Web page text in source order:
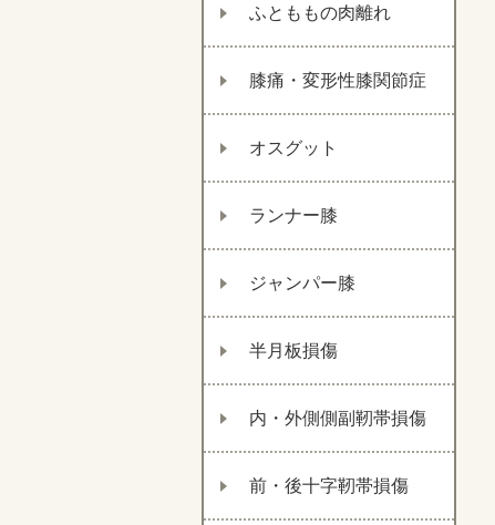
ふとももの肉離れ
膝痛・変形性膝関節症
オスグット
ランナー膝
ジャンパー膝
半月板損傷
内・外側側副靭帯損傷
前・後十字靭帯損傷